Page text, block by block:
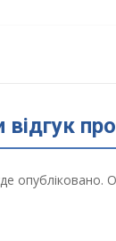
опубліковано.